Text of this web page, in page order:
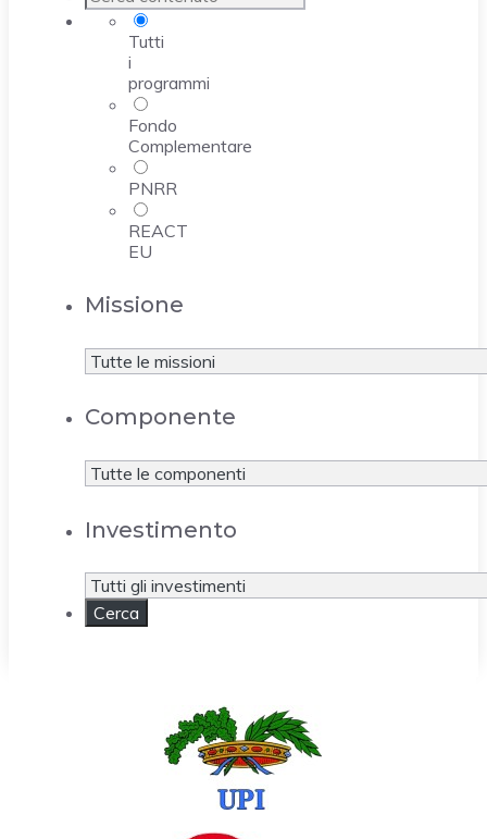
Tutti
i
programmi
Fondo
Complementare
PNRR
REACT
EU
Missione
Componente
Investimento